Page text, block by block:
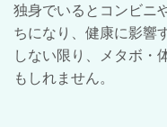
独身でいるとコンビニ
ちになり、健康に影響
しない限り、メタボ・
もしれません。